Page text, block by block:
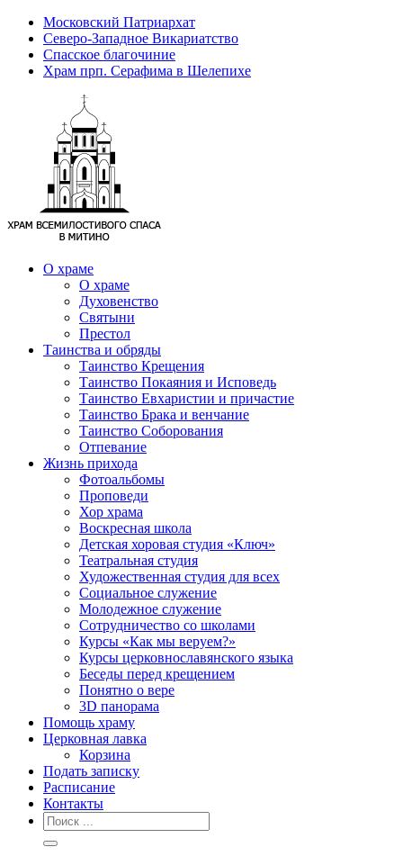
Московский Патриархат
Северо-Западное Викариатство
Спасское благочиние
Храм прп. Серафима в Шелепихе
О храме
О храме
Духовенство
Святыни
Престол
Таинства и обряды
Таинство Крещения
Таинство Покаяния и Исповедь
Таинство Евхаристии и причастие
Таинство Брака и венчание
Таинство Соборования
Отпевание
Жизнь прихода
Фотоальбомы
Проповеди
Хор храма
Воскресная школа
Детская хоровая студия «Ключ»
Театральная студия
Х​удожественная студия для всех
Социальное служение
Молодежное служение
Сотрудничество со школами
Курсы «Как мы веруем?»
Курсы церковнославянского языка
Беседы перед крещением
Понятно о вере
3D панорама
Помощь храму
Церковная лавка
Корзина
Подать записку
Расписание
Контакты